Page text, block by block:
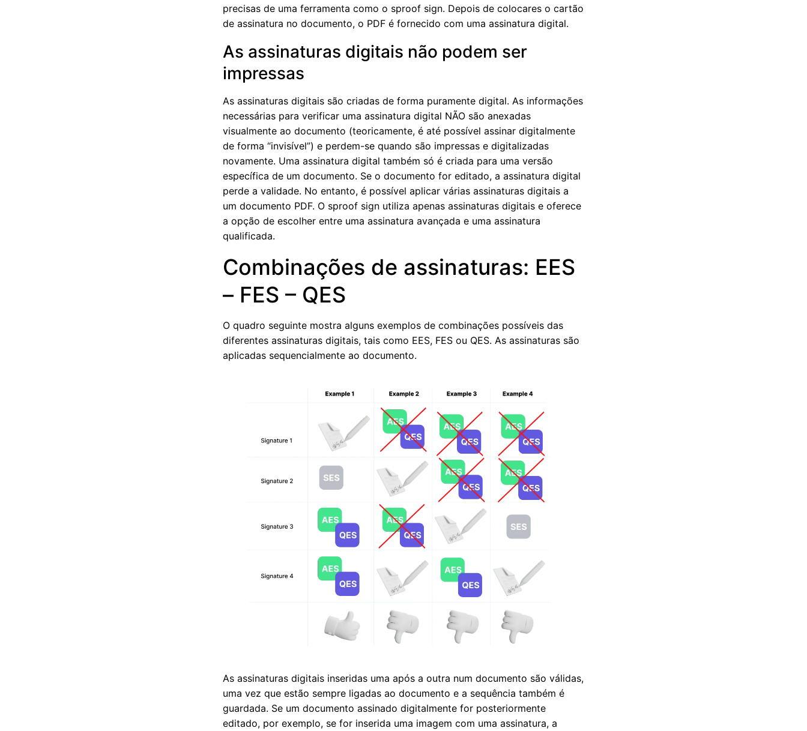
precisas de uma ferramenta como o sproof sign. Depois de colocares o cartão
de assinatura no documento, o PDF é fornecido com uma assinatura digital.
As assinaturas digitais não podem ser
impressas
As assinaturas digitais são criadas de forma puramente digital. As informações
necessárias para verificar uma assinatura digital NÃO são anexadas
visualmente ao documento (teoricamente, é até possível assinar digitalmente
de forma “invisível”) e perdem-se quando são impressas e digitalizadas
novamente. Uma assinatura digital também só é criada para uma versão
específica de um documento. Se o documento for editado, a assinatura digital
perde a validade. No entanto, é possível aplicar várias assinaturas digitais a
um documento PDF. O sproof sign utiliza apenas assinaturas digitais e oferece
a opção de escolher entre uma assinatura avançada e uma assinatura
qualificada.
Combinações de assinaturas: EES
– FES – QES
O quadro seguinte mostra alguns exemplos de combinações possíveis das
diferentes assinaturas digitais, tais como EES, FES ou QES. As assinaturas são
aplicadas sequencialmente ao documento.
As assinaturas digitais inseridas uma após a outra num documento são válidas,
uma vez que estão sempre ligadas ao documento e a sequência também é
guardada. Se um documento assinado digitalmente for posteriormente
editado, por exemplo, se for inserida uma imagem com uma assinatura, a